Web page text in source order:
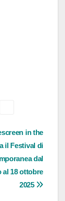
in the
il Festival di
dal
al 18 ottobre
2025